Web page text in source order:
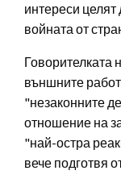
интереси
войната от
Говорителката
външните
"незаконните
отношение на
"най-остра
вече подготвя